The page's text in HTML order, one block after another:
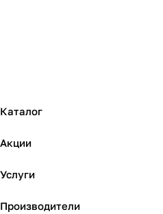
Каталог
Акции
Услуги
Производители